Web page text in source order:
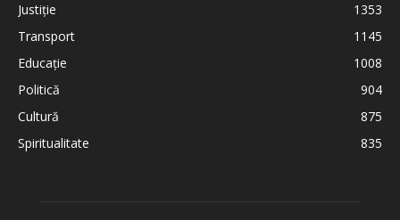
Justiție
1353
Transport
1145
Educație
1008
Politică
904
Cultură
875
Spiritualitate
835